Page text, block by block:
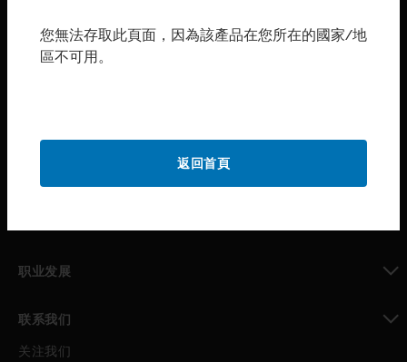
行业
toggle view
职业发展
联系我们
toggle view
关注我们
您無法存取此頁面，因為該產品在您所在的國家/地
區不可用。
返回首頁